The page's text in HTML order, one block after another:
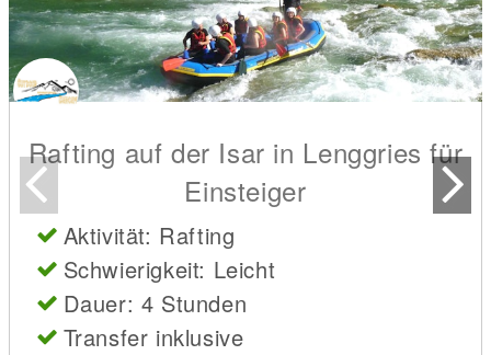
Rafting auf der Isar in Lenggries für
Einsteiger
Aktivität: Rafting
Schwierigkeit: Leicht
Dauer: 4 Stunden
Transfer inklusive